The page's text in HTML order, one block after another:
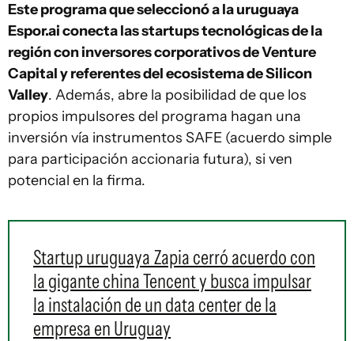
Este programa que seleccionó a la uruguaya
Espor.ai conecta las startups tecnológicas de la
región con inversores corporativos de Venture
Capital y referentes del ecosistema de Silicon
Valley. Además, abre la posibilidad de que los
propios impulsores del programa hagan una
inversión vía instrumentos SAFE (acuerdo simple
para participación accionaria futura), si ven
potencial en la firma.
Startup uruguaya Zapia cerró acuerdo con
la gigante china Tencent y busca impulsar
la instalación de un data center de la
empresa en Uruguay